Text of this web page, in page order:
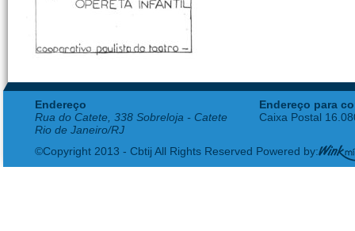
Endereço
Rua do Catete, 338 Sobreloja - Catete
Rio de Janeiro/RJ
Endereço para
Caixa Postal
©Copyright 2013 - Cbtij All Rights Reserved Powered by: